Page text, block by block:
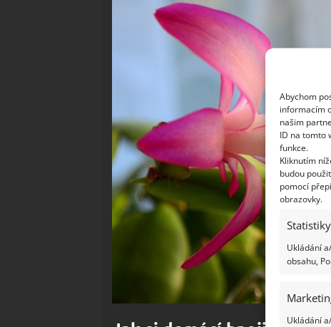
Abychom
informacím
našim
ID na tomto
funkce.
Kliknutím
budou
pomocí
obrazovky.
Statistiky
Ukládání
obsahu,
Ukládání